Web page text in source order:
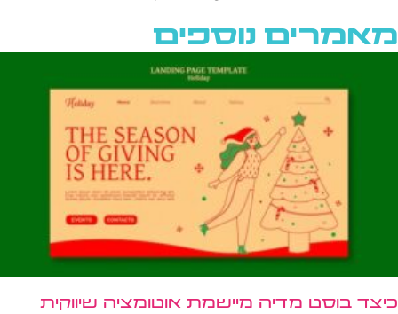
מאמרים נוספים
כיצד בוסט מדיה מיישמת אוטומציה שיווקית